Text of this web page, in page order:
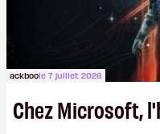
ackboole 7 juillet 2026
Chez Microsoft,